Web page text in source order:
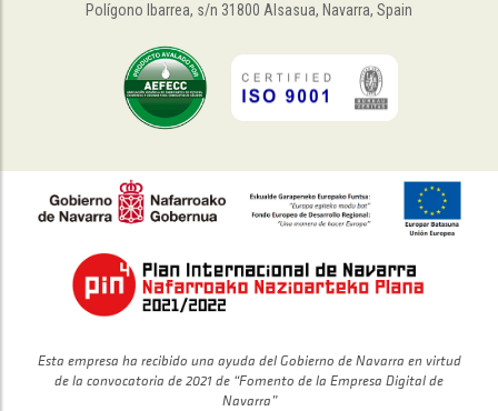
Polígono Ibarrea, s/n 31800 Alsasua, Navarra, Spain
Esta empresa ha recibido una ayuda del Gobierno de Navarra en virtud
de la convocatoria de 2021 de “Fomento de la Empresa Digital de
Navarra”